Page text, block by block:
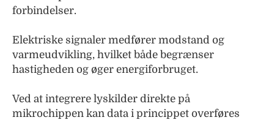
forbindelser.
Elektriske signaler medfører modstand og
varmeudvikling, hvilket både begrænser
hastigheden og øger energiforbruget.
Ved at integrere lyskilder direkte på
mikrochippen kan data i princippet overføres